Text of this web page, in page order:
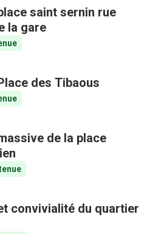
saint sernin rue
la gare
des Tibaous
de la place
convivialité du quartier